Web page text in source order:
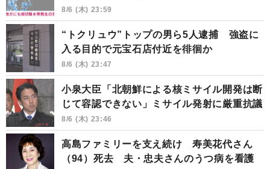
8/6 (木) 23:59
“トクリュウ”トップの男ら5人逮捕 強盗に
入る目的で元宝石店付近を徘徊か
8/6 (木) 23:47
小泉大臣「北朝鮮による核ミサイル開発は断
じて容認できない」ミサイル発射に厳重抗議
8/6 (木) 23:46
高島ファミリーを支え続け 寿美花代さん
（94）死去 夫・忠夫さんのうつ病を看護